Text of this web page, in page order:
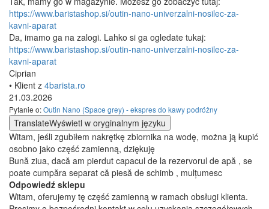
https://www.baristashop.si/outin-nano-univerzalni-nosilec-za-
kavni-aparat
Da, imamo ga na zalogi. Lahko si ga ogledate tukaj:
https://www.baristashop.si/outin-nano-univerzalni-nosilec-za-
kavni-aparat
Ciprian
• Klient z 4barista.ro
21.03.2026
Pytanie o:Outin Nano (Space grey) - ekspres do kawy podróżny
TranslateWyświetl w oryginalnym języku
Witam, jeśli zgubiłem nakrętkę zbiornika na wodę, można ją kupić
osobno jako część zamienną, dziękuję
Bună ziua, dacă am pierdut capacul de la rezervorul de apă , se
poate cumpăra separat că piesă de schimb , mulțumesc
Odpowiedź sklepu
Witam, oferujemy tę część zamienną w ramach obsługi klienta.